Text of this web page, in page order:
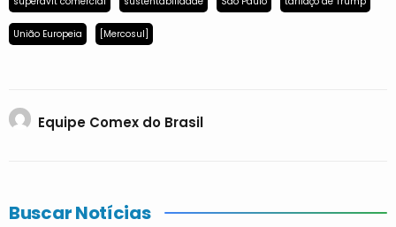
União Europeia [Mercosul]
Equipe Comex do Brasil
Buscar Notícias